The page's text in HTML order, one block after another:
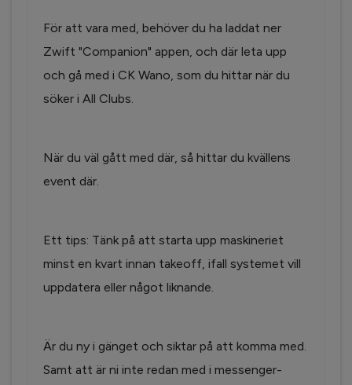
För att vara med, behöver du ha laddat ner
Zwift "Companion" appen, och där leta upp
och gå med i CK Wano, som du hittar när du
söker i All Clubs.
När du väl gått med där, så hittar du kvällens
event där.
Ett tips: Tänk på att starta upp maskineriet
minst en kvart innan takeoff, ifall systemet vill
uppdatera eller något liknande.
Är du ny i gänget och siktar på att komma med.
Samt att är ni inte redan med i messenger-